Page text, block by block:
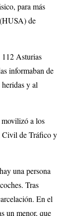
para más
de
Asturias
informaban de
y al
a los
Civil de Tráfico y
una persona
Tras
En el
un menor, que